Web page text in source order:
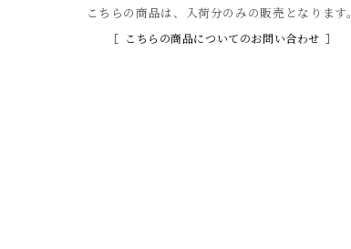
こちらの商品は、入荷分のみの販売となります。
こちらの商品についてのお問い合わせ